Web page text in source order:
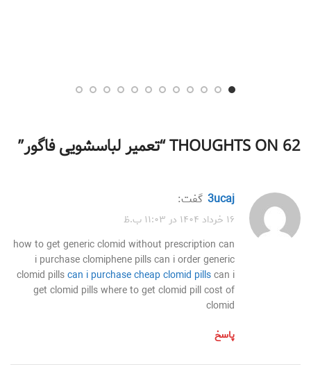
62 THOUGHTS ON “ تعمیر لباسشویی فاگور”
3ucaj گفت:
۱۶ خرداد ۱۴۰۴ در ۱۱:۰۳ ب.ظ
how to get generic clomid without prescription can
i purchase clomiphene pills can i order generic
clomid pillscan i purchase cheap clomid pillscan i
get clomid pills where to get clomid pill cost of
clomid
پاسخ